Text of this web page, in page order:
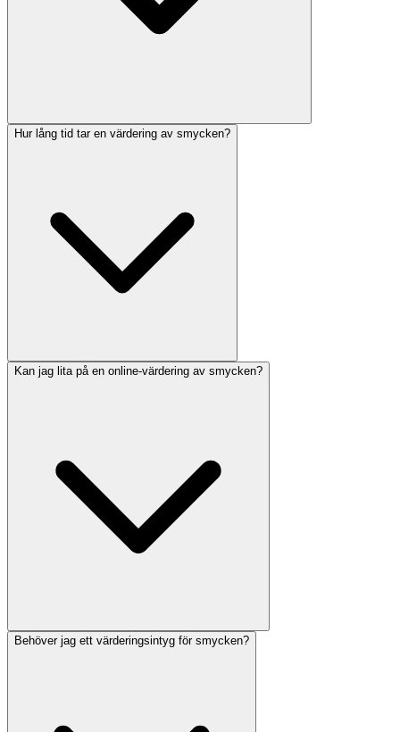
Hur lång tid tar en värdering av smycken?
Kan jag lita på en online-värdering av smycken?
Behöver jag ett värderingsintyg för smycken?